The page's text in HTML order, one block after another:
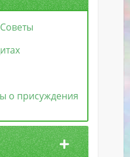
о присуждения